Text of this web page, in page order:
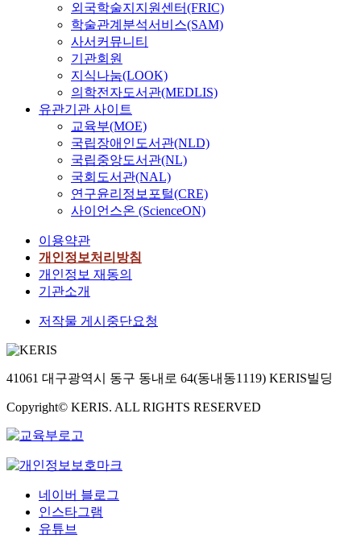
외국학술지지원센터(FRIC)
학술관계분석서비스(SAM)
사서커뮤니티
기관회원
지식나눔(LOOK)
의학전자도서관(MEDLIS)
유관기관 사이트
교육부(MOE)
국립장애인도서관(NLD)
국립중앙도서관(NL)
국회도서관(NAL)
연구윤리정보포털(CRE)
사이언스온 (ScienceON)
이용약관
개인정보처리방침
개인정보 재동의
기관소개
저작물 게시중단요청
41061 대구광역시 동구 동내로 64(동내동1119) KERIS빌딩
Copyright© KERIS. ALL RIGHTS RESERVED
네이버 블로그
인스타그램
유튜브